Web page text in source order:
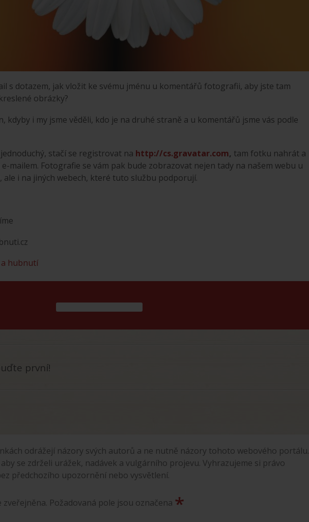
s dotazem, jak vložit ke svému jménu u komentářů fotografii, aby jste tam
obrázky?
kdyby i my jsme věděli, kdo je na druhé straně a u komentářů jsme vás podle
stačí se registrovat na http://cs.gravatar.com, tam fotku nahrát a
mailem. Fotografie se vám pak bude zobrazovat nejen tady na našem webu u
ale i na jiných webech, které tuto službu podporují.
hubnutí
první!
odrážejí názory svých autorů a ne nutně názory tohoto webového portálu.
se zdrželi urážek, nadávek a vulgárního projevu. Vyhrazujeme si právo
předchozího upozornění nebo vysvětlení.
Požadovaná pole jsou označena *